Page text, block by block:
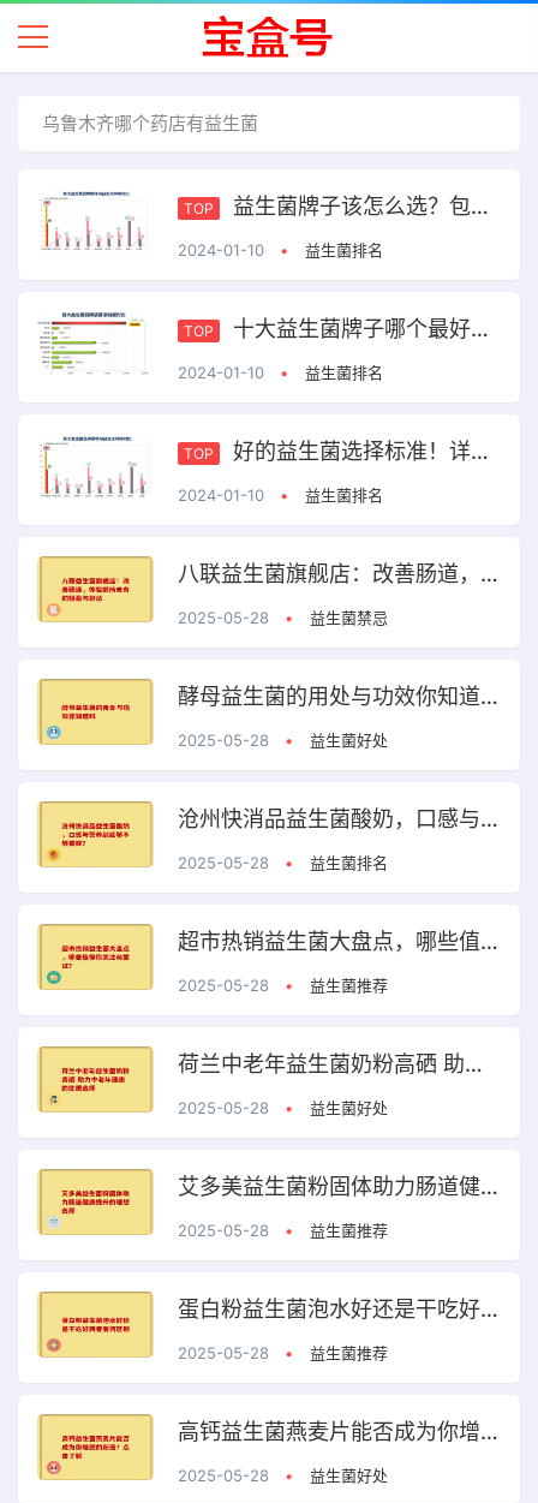
乌鲁木齐哪个药店有益生菌
TOP 益生菌牌子该怎么选？包装上这些信息能帮助你！
2024-01-10 • 益生菌排名
TOP 十大益生菌牌子哪个最好？第一名就是这点！
2024-01-10 • 益生菌排名
TOP 好的益生菌选择标准！详解包装上你没注意到的内容！
2024-01-10 • 益生菌排名
八联益生菌旗舰店：改善肠道，体验前所未有的轻盈与舒适
2025-05-28 • 益生菌禁忌
酵母益生菌的用处与功效你知道吗
2025-05-28 • 益生菌好处
沧州快消品益生菌酸奶，口感与营养到底够不够尝鲜？
2025-05-28 • 益生菌排名
超市热销益生菌大盘点，哪些值得你关注和尝试？
2025-05-28 • 益生菌推荐
荷兰中老年益生菌奶粉高硒 助力中老年健康的优质选择
2025-05-28 • 益生菌好处
艾多美益生菌粉固体助力肠道健康提升的理想选择
2025-05-28 • 益生菌推荐
蛋白粉益生菌泡水好还是干吃好两者有何区别
2025-05-28 • 益生菌推荐
高钙益生菌燕麦片能否成为你增肥的新宠？点击了解
2025-05-28 • 益生菌好处